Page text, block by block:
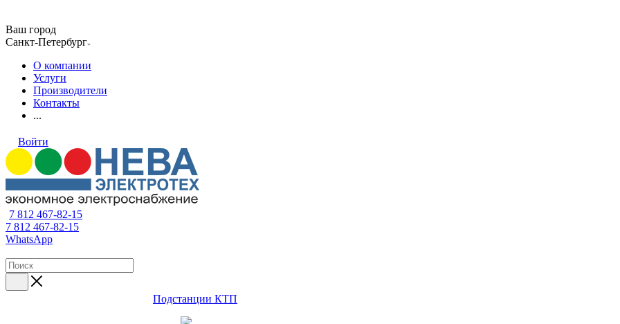
Ваш город
Санкт-Петербург
О компании
Услуги
Производители
Контакты
...
Войти
7 812 467-82-15
7 812 467-82-15
WhatsApp
Подстанции КТП